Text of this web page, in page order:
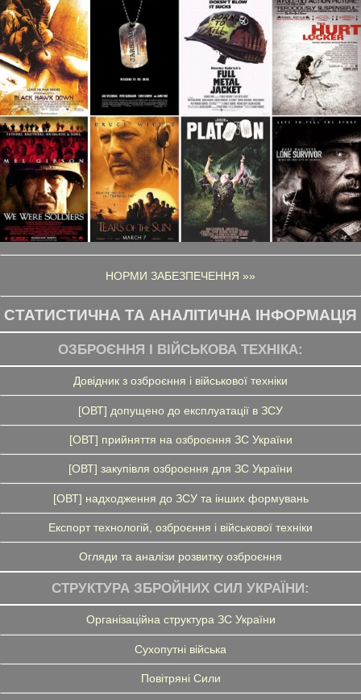
НОРМИ ЗАБЕЗПЕЧЕННЯ »»
СТАТИСТИЧНА ТА АНАЛІТИЧНА ІНФОРМАЦІЯ
ОЗБРОЄННЯ І ВІЙСЬКОВА ТЕХНІКА:
Довідник з озброєння і військової техніки
[ОВТ] допущено до експлуатації в ЗСУ
[ОВТ] прийняття на озброєння ЗС України
[ОВТ] закупівля озброєння для ЗС України
[ОВТ] надходження до ЗСУ та інших формувань
Експорт технологій, озброєння і військової техніки
Огляди та аналізи розвитку озброєння
СТРУКТУРА ЗБРОЙНИХ СИЛ УКРАЇНИ:
Організаційна структура ЗС України
Сухопутні війська
Повітряні Сили